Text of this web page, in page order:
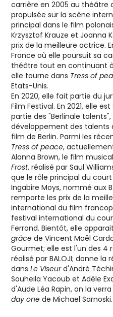
carrière en 2005 au théâtre
propulsée sur la scène
principal dans le film
Krzysztof Krauze et Joanna
prix de la meilleure actrice.
France où elle poursuit sa
théâtre tout en continuant
elle tourne dans Tress of
Etats-Unis.
En 2020, elle fait partie du
Film Festival. En 2021, elle
partie des "Berlinale
développement des talents
film de Berlin. Parmi les
Tress of peace,
Alanna Brown, le film
Frost, réalisé par Saul
que le rôle principal du
Ingabire Moys, nommé aux
remporte les prix de la
international du film
festival international du
Ferrand. Bientôt, elle
grâce de Vincent Maël
Gourmet; elle est l'un des 4
réalisé par BALOJI; donne la
dansLe Viseurd'André
Souheila Yacoub et Adèle
d'Aude Léa Rapin, on la
day one de Michael Sarnoski.